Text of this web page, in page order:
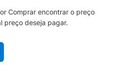
Comprar encontrar o preço
preço deseja pagar.